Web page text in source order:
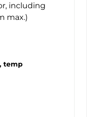
including
max.)
temp